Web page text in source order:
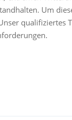
Um
qualifiziertes